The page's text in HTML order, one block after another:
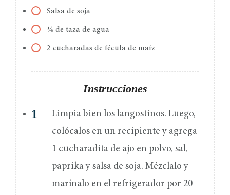
Salsa de soja
¼ de taza de agua
2 cucharadas de fécula de maíz
Instrucciones
Limpia bien los langostinos. Luego,
colócalos en un recipiente y agrega
1 cucharadita de ajo en polvo, sal,
paprika y salsa de soja. Mézclalo y
marínalo en el refrigerador por 20